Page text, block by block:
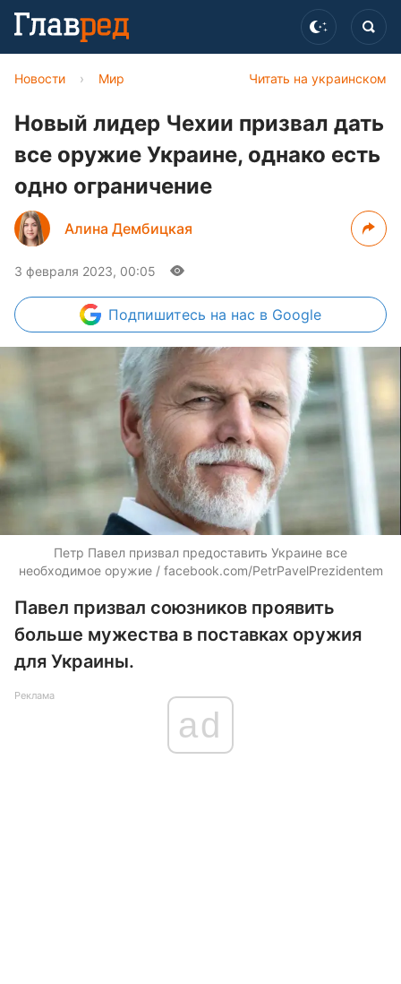
Читать на украинском
Новости › Мир
Новый лидер Чехии призвал дать
все оружие Украине, однако есть
одно ограничение
Алина Дембицкая
3 февраля 2023, 00:05
Подпишитесь на нас в Google
Петр Павел призвал предоставить Украине все
необходимое оружие / facebook.com/PetrPavelPrezidentem
Павел призвал союзников проявить
больше мужества в поставках оружия
для Украины.
Реклама
ad